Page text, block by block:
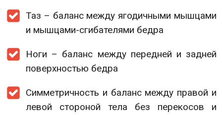
Таз – баланс между ягодичными мышцами
и мышцами-сгибателями бедра
Ноги – баланс между передней и задней
поверхностью бедра
Симметричность и баланс между правой и
левой стороной тела без перекосов и